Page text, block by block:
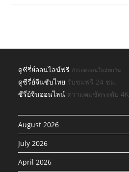
ดูซีรี่ย์ออนไลน์ฟรี อัปเดตตอนใหม่ทุกวัน
ดูซีรี่ย์จีนซับไทย รับชมฟรี 24 ชม.
ซีรี่ย์จีนออนไลน์ ความคมชัดระดับ 4K
August 2026
July 2026
April 2026